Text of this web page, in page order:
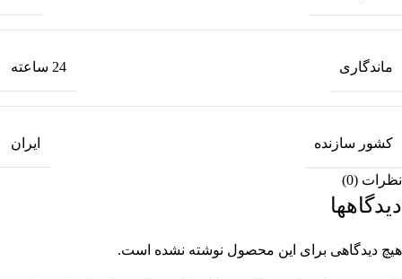
ماندگاری 24 ساعته
کشور سازنده ایران
نظرات (0)
دیدگاهها
هیچ دیدگاهی برای این محصول نوشته نشده است.